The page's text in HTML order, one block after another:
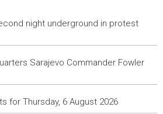
jedini prikupio više poreza nego
privukla veliki broj građana (VIDEO)
u HNŽ-u, vatrogasci i dalje na
night underground in protest
Sarajevo Commander Fowler
for Thursday, 6 August 2026